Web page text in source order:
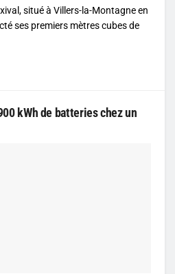
situé à Villers-la-Montagne en
ses premiers mètres cubes de
kWh de batteries chez un